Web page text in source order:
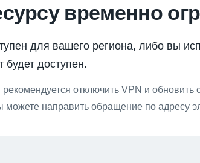
временно
для вашего региона, либо вы
будет доступен.
отключить VPN и обновить
направить обращение по адресу